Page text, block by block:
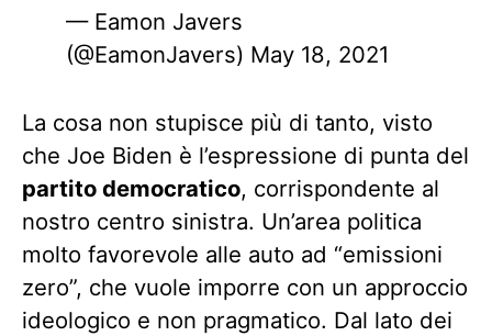
— Eamon Javers
(@EamonJavers) May 18, 2021
La cosa non stupisce più di tanto, visto
che Joe Biden è l’espressione di punta del
partito democratico, corrispondente al
nostro centro sinistra. Un’area politica
molto favorevole alle auto ad “emissioni
zero”, che vuole imporre con un approccio
ideologico e non pragmatico. Dal lato dei